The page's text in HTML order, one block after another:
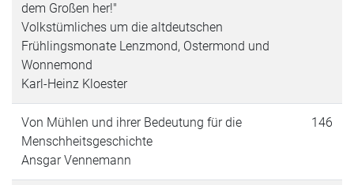
dem Großen her!"
Volkstümliches um die altdeutschen
Frühlingsmonate Lenzmond, Ostermond und
Wonnemond
Karl-Heinz Kloester
Von Mühlen und ihrer Bedeutung für die
Menschheitsgeschichte
Ansgar Vennemann
146